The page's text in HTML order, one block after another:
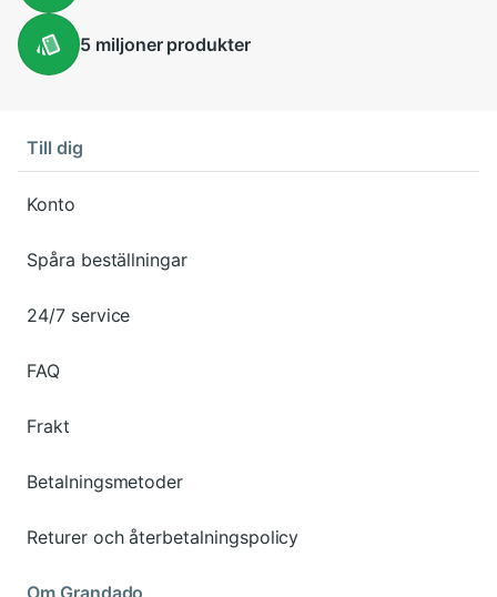
5 miljonerprodukter
Till dig
Konto
Spåra beställningar
24/7 service
FAQ
Frakt
Betalningsmetoder
Returer och återbetalningspolicy
Om Grandado